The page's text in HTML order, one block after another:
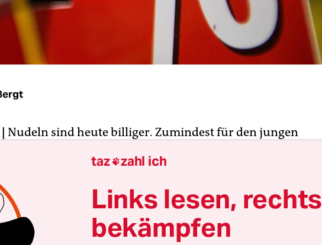
| Nudeln sind heute billiger. Zumindest für den jungen
den Normalpreis zahlen.
Pricing“ heißt das Prinzip, das hier in einem Markt von
erprobt wird. Der Kunde soll dabei auf ihn
Preise angeboten bekommen. Dafür registriert das
taz zahl ich
Links lesen, rechts
bekämpfen